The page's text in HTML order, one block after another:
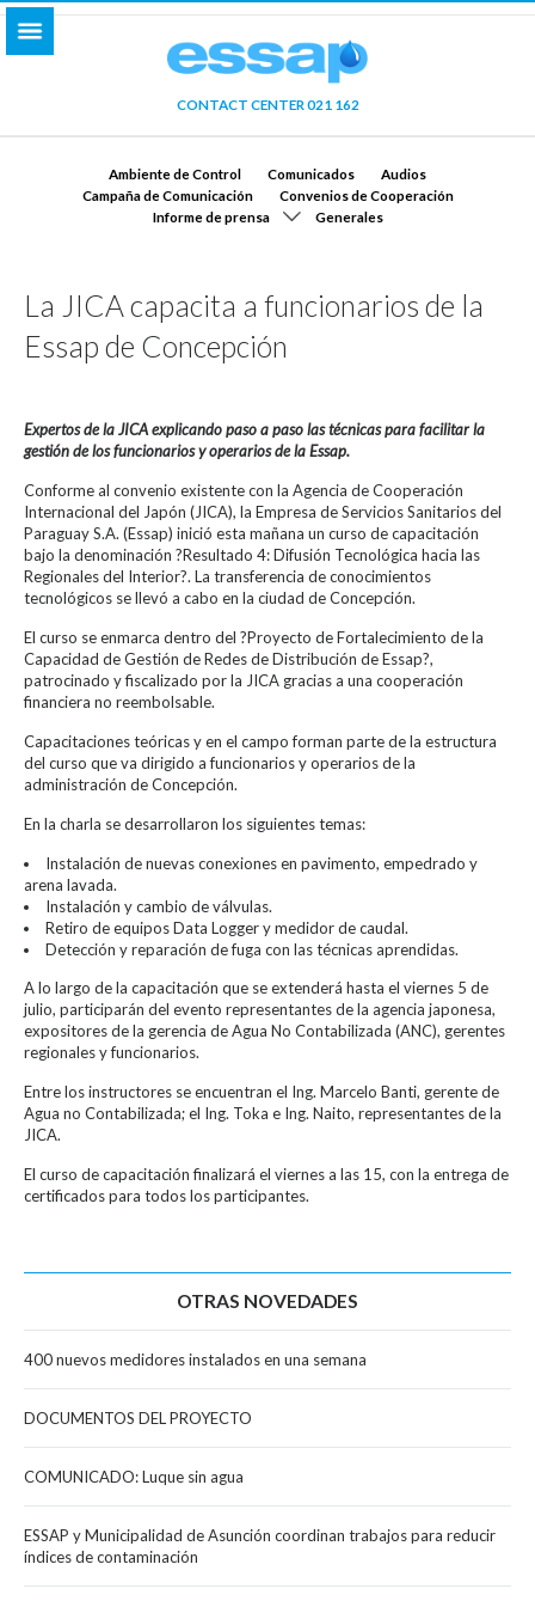
CONTACT CENTER 021 162
Ambiente de Control Comunicados
Audios
Campaña de Comunicación
Convenios de Cooperación
Informe de prensa
Generales
La JICA capacita a funcionarios de la
Essap de Concepción
Expertos de la JICA explicando paso a paso las técnicas para facilitar la
gestión de los funcionarios y operarios de la Essap.
Conforme al convenio existente con la Agencia de Cooperación
Internacional del Japón (JICA), la Empresa de Servicios Sanitarios del
Paraguay S.A. (Essap) inició esta mañana un curso de capacitación
bajo la denominación ?Resultado 4: Difusión Tecnológica hacia las
Regionales del Interior?. La transferencia de conocimientos
tecnológicos se llevó a cabo en la ciudad de Concepción.
El curso se enmarca dentro del ?Proyecto de Fortalecimiento de la
Capacidad de Gestión de Redes de Distribución de Essap?,
patrocinado y fiscalizado por la JICA gracias a una cooperación
financiera no reembolsable.
Capacitaciones teóricas y en el campo forman parte de la estructura
del curso que va dirigido a funcionarios y operarios de la
administración de Concepción.
En la charla se desarrollaron los siguientes temas:
Instalación de nuevas conexiones en pavimento, empedrado y
arena lavada.
Instalación y cambio de válvulas.
Retiro de equipos Data Logger y medidor de caudal.
Detección y reparación de fuga con las técnicas aprendidas.
A lo largo de la capacitación que se extenderá hasta el viernes 5 de
julio, participarán del evento representantes de la agencia japonesa,
expositores de la gerencia de Agua No Contabilizada (ANC), gerentes
regionales y funcionarios.
Entre los instructores se encuentran el Ing. Marcelo Banti, gerente de
Agua no Contabilizada; el Ing. Toka e Ing. Naito, representantes de la
JICA.
El curso de capacitación finalizará el viernes a las 15, con la entrega de
certificados para todos los participantes.
OTRAS NOVEDADES
400 nuevos medidores instalados en una semana
DOCUMENTOS DEL PROYECTO
COMUNICADO: Luque sin agua
ESSAP y Municipalidad de Asunción coordinan trabajos para reducir
índices de contaminación